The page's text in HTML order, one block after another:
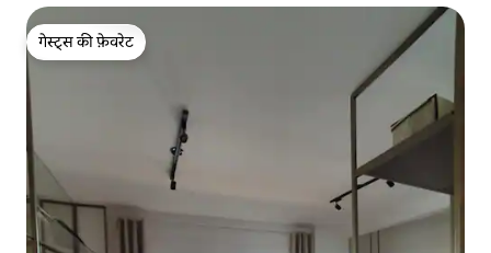
गेस्ट्स की फ़ेवरेट
गेस्ट्स की फ़ेवरेट